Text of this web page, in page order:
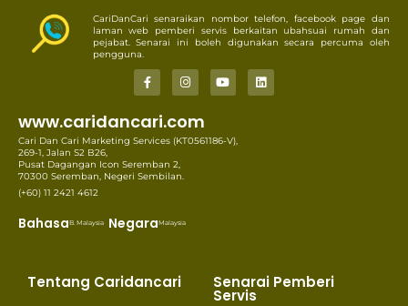
CariDanCari senaraikan nombor telefon, facebook page dan
laman web pemberi servis berkaitan ubahsuai rumah dan
pejabat. Senarai ini boleh digunakan secara percuma oleh
pengguna.
www.caridancari.com
Cari Dan Cari Marketing Services (KT0561186-V),
269-1, Jalan S2 B26,
Pusat Dagangan Icon Seremban 2,
70300 Seremban, Negeri Sembilan.
(+60) 11 2421 4612
BahasaB. Malaysia NegaraMalaysia
Tentang Caridancari Senarai Pemberi
Servis